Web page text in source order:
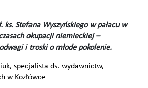
ks. Stefana Wyszyńskiego w pałacu w
okupacji niemieckiej –
i troski o młode pokolenie.
specjalista ds. wydawnictw,
w Kozłówce